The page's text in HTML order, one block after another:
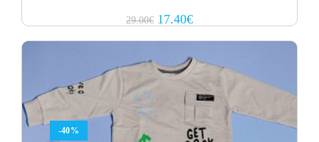
29.00€ Original
price
17.40€Current
price
-40%